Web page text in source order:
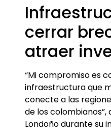
cerrar
atraer
“Mi compromiso es
infraestructura que
conecte a las
de los colombianos”,
Londoño durante su